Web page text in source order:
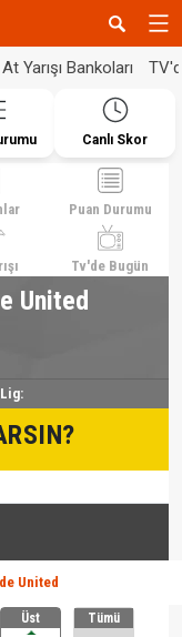
At Yarışı Bankoları
Canlı Skor
Puan Durumu
Tv'de Bugün
United
Lig:
United
Üst
Tümü